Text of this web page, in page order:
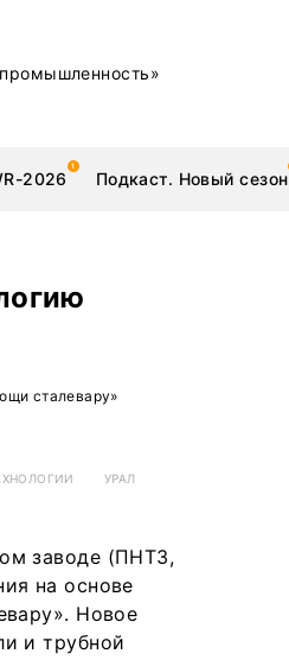
2026 Подкаст. Новый сезон
Техника и технологии
Интервью
Мероприятия
сталевару»
УРАЛ
заводе (ПНТЗ,
на основе
Новое
и трубной